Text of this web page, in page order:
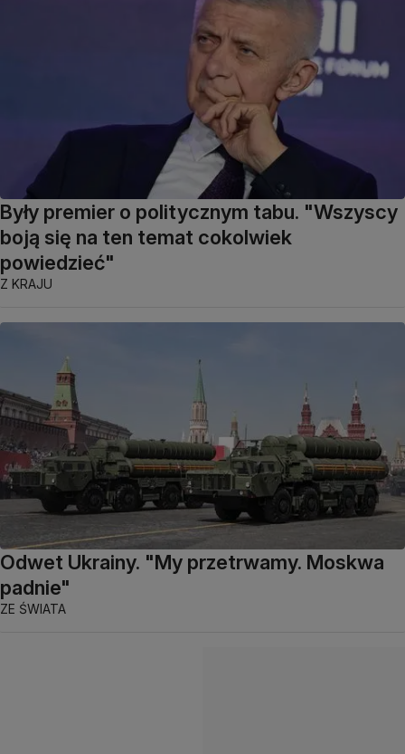
Były premier o politycznym tabu. "Wszyscy
boją się na ten temat cokolwiek
powiedzieć"
Z KRAJU
Odwet Ukrainy. "My przetrwamy. Moskwa
padnie"
ZE ŚWIATA